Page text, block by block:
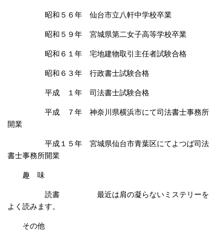
昭和５６年 仙台市立八軒中学校卒業
昭和５９年 宮城県第二女子高等学校卒業
昭和６１年 宅地建物取引主任者試験合格
昭和６３年 行政書士試験合格
平成 １年 司法書士試験合格
平成 ７年 神奈川県横浜市にて司法書士事務所
開業
平成１５年 宮城県仙台市青葉区にてよつば司法
書士事務所開業
趣 味
読書 最近は肩の凝らないミステリーを
よく読みます。
その他